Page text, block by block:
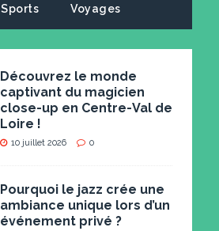
Sports Voyages
Découvrez le monde
captivant du magicien
close-up en Centre-Val de
Loire !
10 juillet 2026 0
Pourquoi le jazz crée une
ambiance unique lors d’un
événement privé ?